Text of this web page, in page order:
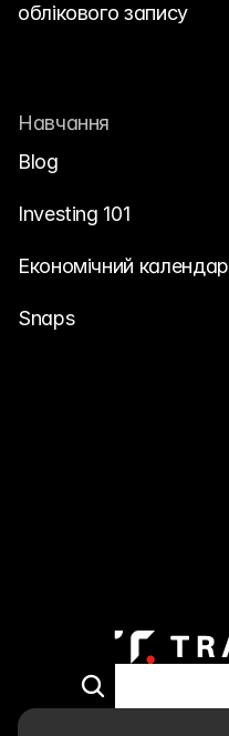
облікового запису
Навчання
Blog
Investing 101
Економічний календар
Snaps